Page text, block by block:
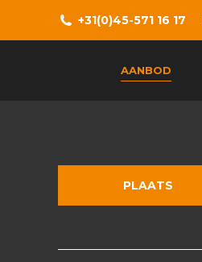
+31(0)45-571 16 17
AANBOD
PLAATS